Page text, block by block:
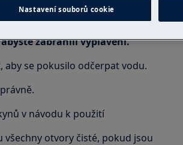
Na displeji se zobrazí i30
zabránili vyplavení.
aby se pokusilo odčerpat vodu.
v návodu k použití
otvory čisté, pokud jsou
Nastavení souborů cookie